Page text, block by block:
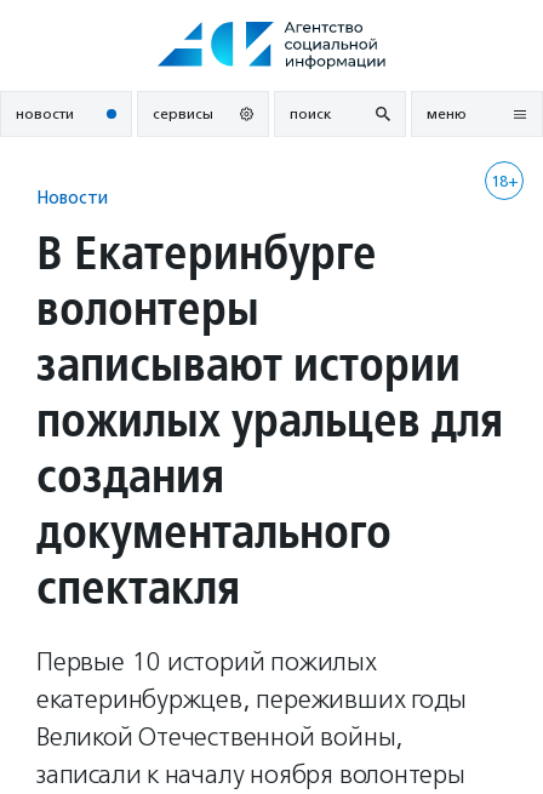
новости сервисы поиск меню
18+
Новости
В Екатеринбурге
волонтеры
записывают истории
пожилых уральцев для
создания
документального
спектакля
Первые 10 историй пожилых
екатеринбуржцев, переживших годы
Великой Отечественной войны,
записали к началу ноября волонтеры